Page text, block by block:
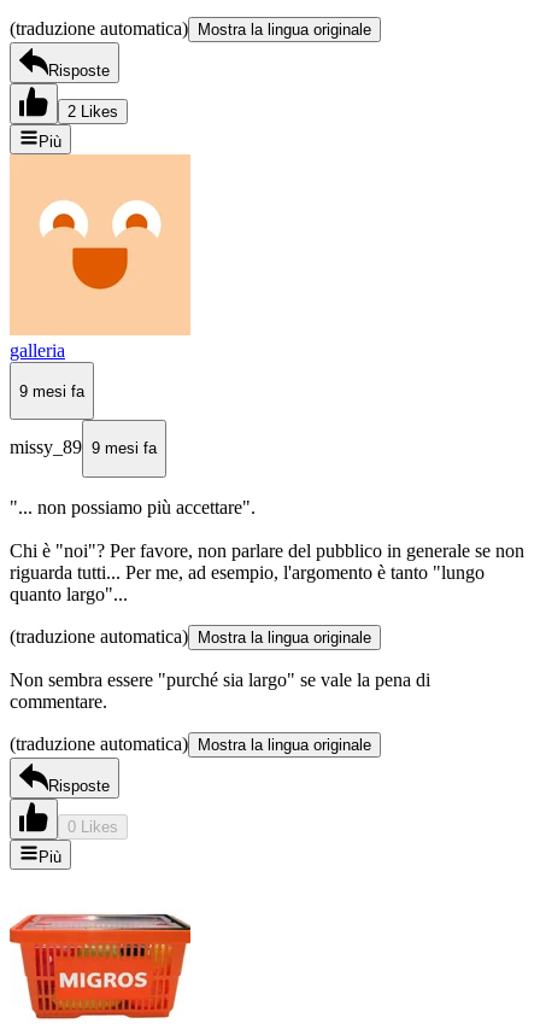
(traduzione automatica) Mostra la lingua originale
Risposte
2 Likes
Più
galleria
9 mesi fa
missy_89 9 mesi fa
"... non possiamo più accettare".
Chi è "noi"? Per favore, non parlare del pubblico in generale se non
riguarda tutti... Per me, ad esempio, l'argomento è tanto "lungo
quanto largo"...
(traduzione automatica) Mostra la lingua originale
Non sembra essere "purché sia largo" se vale la pena di
commentare.
(traduzione automatica) Mostra la lingua originale
Risposte
0 Likes
Più